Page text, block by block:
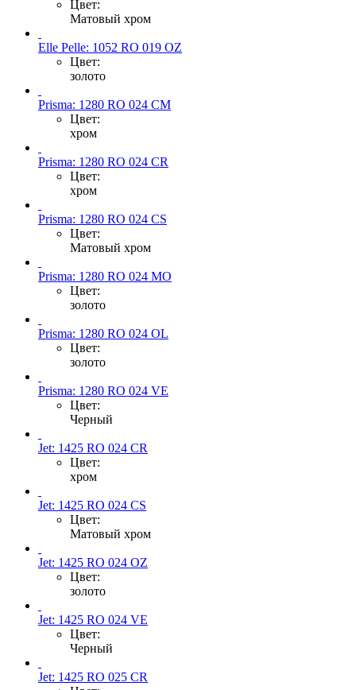
Цвет:
Матовый хром
Elle Pelle: 1052 RO 019 OZ
Цвет:
золото
Prisma: 1280 RO 024 CM
Цвет:
хром
Prisma: 1280 RO 024 CR
Цвет:
хром
Prisma: 1280 RO 024 CS
Цвет:
Матовый хром
Prisma: 1280 RO 024 MO
Цвет:
золото
Prisma: 1280 RO 024 OL
Цвет:
золото
Prisma: 1280 RO 024 VE
Цвет:
Черный
Jet: 1425 RO 024 CR
Цвет:
хром
Jet: 1425 RO 024 CS
Цвет:
Матовый хром
Jet: 1425 RO 024 OZ
Цвет:
золото
Jet: 1425 RO 024 VE
Цвет:
Черный
Jet: 1425 RO 025 CR